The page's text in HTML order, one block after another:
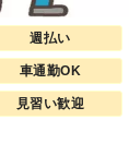
週払い
車通勤OK
見習い歓迎